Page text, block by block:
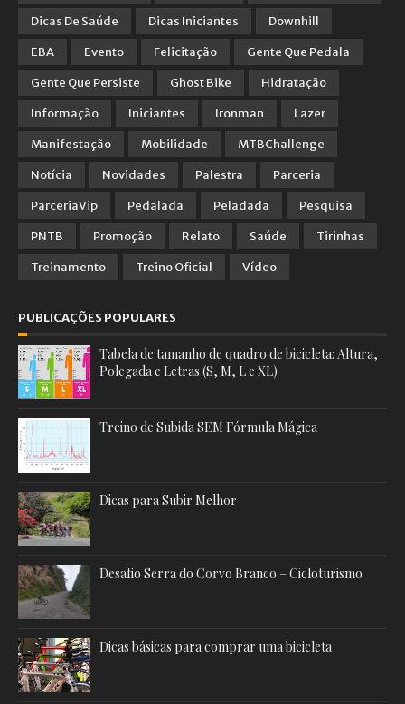
Dicas De Saúde
Dicas Iniciantes
Downhill
EBA
Evento Felicitação
Gente Que Pedala
Gente Que Persiste
Ghost Bike
Hidratação
Informação
Iniciantes Ironman
Lazer
Manifestação
Mobilidade
MTBChallenge
Notícia
Novidades Palestra
Parceria
ParceriaVip
Pedalada Peladada
Pesquisa
PNTB
Promoção Relato Saúde
Tirinhas
Treinamento
Treino Oficial Vídeo
PUBLICAÇÕES POPULARES
Tabela de tamanho de quadro de bicicleta: Altura,
Polegada e Letras (S, M, L e XL)
Treino de Subida SEM Fórmula Mágica
Dicas para Subir Melhor
Desafio Serra do Corvo Branco – Cicloturismo
Dicas básicas para comprar uma bicicleta